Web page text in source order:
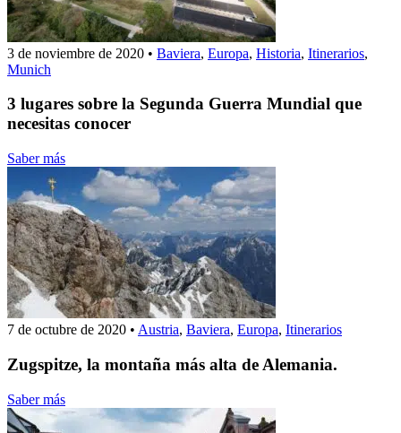
3 de noviembre de 2020 • Baviera, Europa, Historia, Itinerarios,
Munich
3 lugares sobre la Segunda Guerra Mundial que
necesitas conocer
Saber más
7 de octubre de 2020 • Austria, Baviera, Europa, Itinerarios
Zugspitze, la montaña más alta de Alemania.
Saber más